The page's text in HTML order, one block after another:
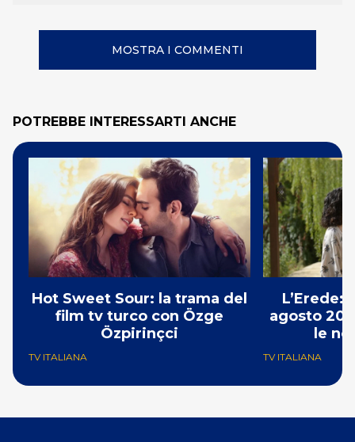
MOSTRA I COMMENTI
POTREBBE INTERESSARTI ANCHE
Hot Sweet Sour: la trama del
film tv turco con Özge
Özpirinçci
TV ITALIANA
L’Erede:
agosto
le
TV ITALIANA